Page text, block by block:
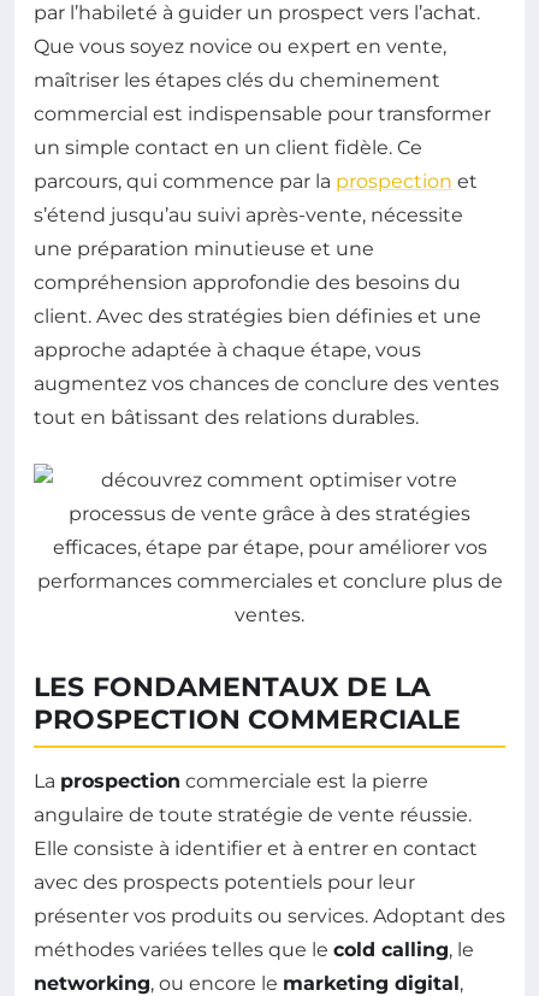
par l’habileté à guider un prospect vers l’achat.
Que vous soyez novice ou expert en vente,
maîtriser les étapes clés du cheminement
commercial est indispensable pour transformer
un simple contact en un client fidèle. Ce
parcours, qui commence par la prospection et
s’étend jusqu’au suivi après-vente, nécessite
une préparation minutieuse et une
compréhension approfondie des besoins du
client. Avec des stratégies bien définies et une
approche adaptée à chaque étape, vous
augmentez vos chances de conclure des ventes
tout en bâtissant des relations durables.
LES FONDAMENTAUX DE LA
PROSPECTION COMMERCIALE
La prospection commerciale est la pierre
angulaire de toute stratégie de vente réussie.
Elle consiste à identifier et à entrer en contact
avec des prospects potentiels pour leur
présenter vos produits ou services. Adoptant des
méthodes variées telles que le cold calling, le
networking, ou encore le marketing digital,